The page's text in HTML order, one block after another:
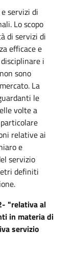
servizi di
Lo scopo
di servizi di
efficace e
i
sono
La
le
volte a
relative ai
e
servizio
definiti
"relativa al
in materia di
servizio